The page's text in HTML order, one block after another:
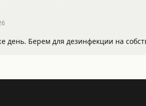
день. Берем для дезинфекции на